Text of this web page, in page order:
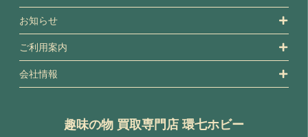
お知らせ
ご利用案内
会社情報
趣味の物 買取専門店 環七ホビー